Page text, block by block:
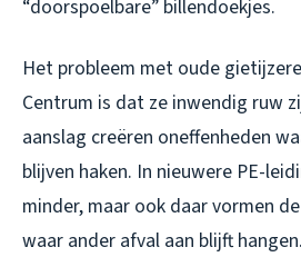
“doorspoelbare” billendoekjes.
Het probleem met oude
Centrum is dat ze inwendig ruw
aanslag creëren oneffenheden
blijven haken. In nieuwere PE-
minder, maar ook daar vormen
waar ander afval aan blijft hangen.